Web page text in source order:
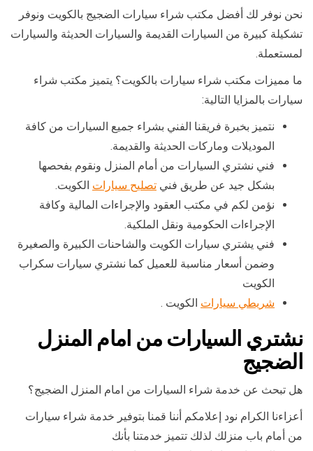
نحن نوفر لك أفضل مكتب شراء سيارات الضجيج بالكويت ونوفر
تشكيلة كبيرة من السيارات القديمة والسيارات الحديثة والسيارات
لمستعملة.
ما مميزات مكتب شراء سيارات بالكويت؟ يتميز مكتب شراء
سيارات بالمزايا التالية:
نتميز بخبرة فريقنا الفني بشراء جميع السيارات من كافة
الموديلات وماركات الحديثة والقديمة.
فني نشتري السيارات من أمام المنزل ونقوم بفحصها
بشكل جيد عن طريق فني تصليح سيارات الكويت.
نؤمن لكم في مكتب العقود والإجراءات المالية وكافة
الإجراءات الحكومية ونقل الملكية.
فني يشتري سيارات الكويت والشاحنات الكبيرة والصغيرة
وضمن أسعار مناسبة للعميل كما نشتري سيارات سكراب
الكويت
شريطي سيارات الكويت .
نشتري السيارات من امام المنزل
الضجيج
هل تبحث عن خدمة شراء السيارات من امام المنزل الضجيج؟
أعزاءنا الكرام نود إعلامكم أننا قمنا بتوفير خدمة شراء سيارات
من أمام باب منزلك لذلك تتميز خدمتنا بأنك